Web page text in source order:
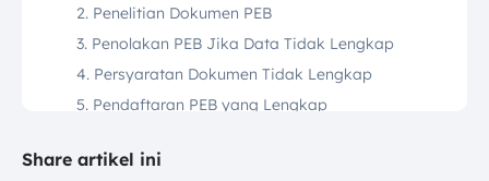
2. Penelitian Dokumen PEB
3. Penolakan PEB Jika Data Tidak Lengkap
4. Persyaratan Dokumen Tidak Lengkap
5. Pendaftaran PEB yang Lengkap
Apa Saja Dokumen Syarat Ekspor?
Share artikel ini